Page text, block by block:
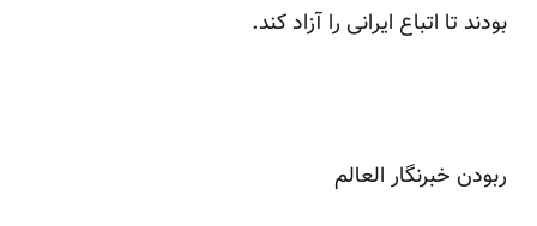
بودند تا اتباع ایرانی را آزاد کند.
ربودن خبرنگار العالم